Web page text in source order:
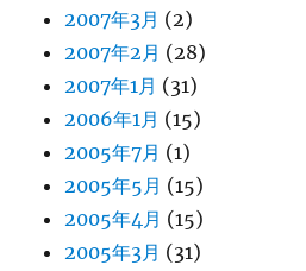
2007年3月 (2)
2007年2月 (28)
2007年1月 (31)
2006年1月 (15)
2005年7月 (1)
2005年5月 (15)
2005年4月 (15)
2005年3月 (31)